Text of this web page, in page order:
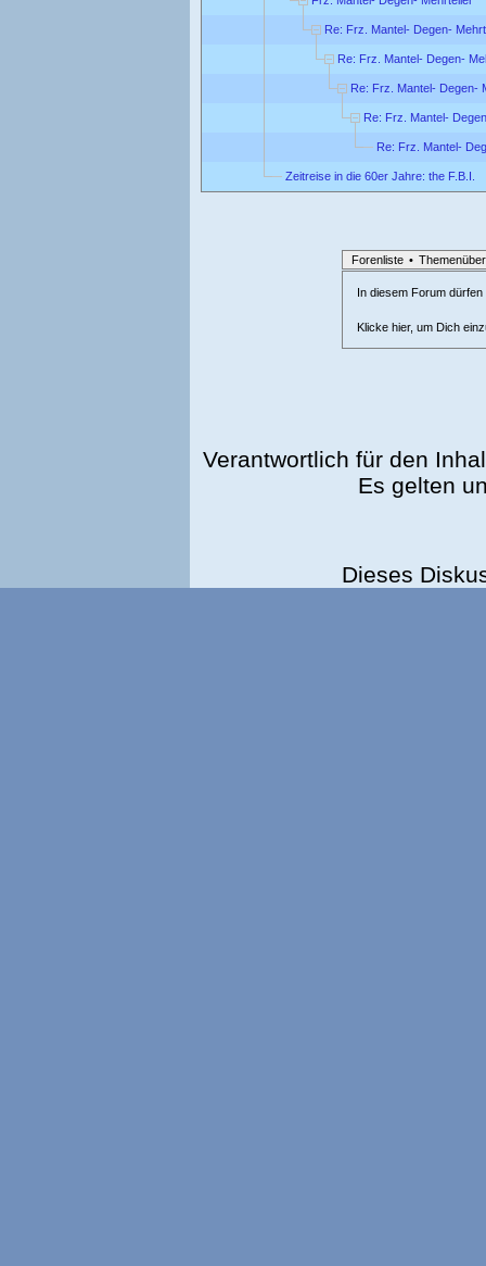
Re: Frz. Mantel- Degen-
Re: Frz. Mantel- Degen-
Re: Frz. Mantel- Degen-
Re: Frz. Mantel-
Re: Frz. Mantel-
Zeitreise in die 60er Jahre: the F.B.I.
Forenliste •
In diesem Forum
Klicke hier, um Dich
Verantwortlich für den
Es gelten
Dieses